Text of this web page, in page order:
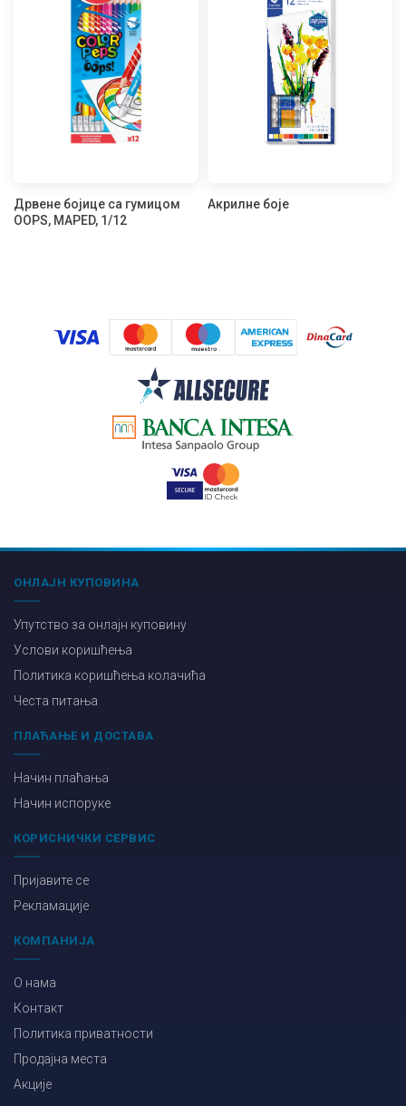
Дрвене бојице са гумицом
OOPS, MAPED, 1/12
Акрилне боје
ОНЛАЈН КУПОВИНА
Упутство за онлајн куповину
Услови коришћења
Политика коришћења колачића
Честа питања
ПЛАЋАЊЕ И ДОСТАВА
Начин плаћања
Начин испоруке
КОРИСНИЧКИ СЕРВИС
Пријавите се
Рекламације
КОМПАНИЈА
О нама
Контакт
Политика приватности
Продајна места
Акције